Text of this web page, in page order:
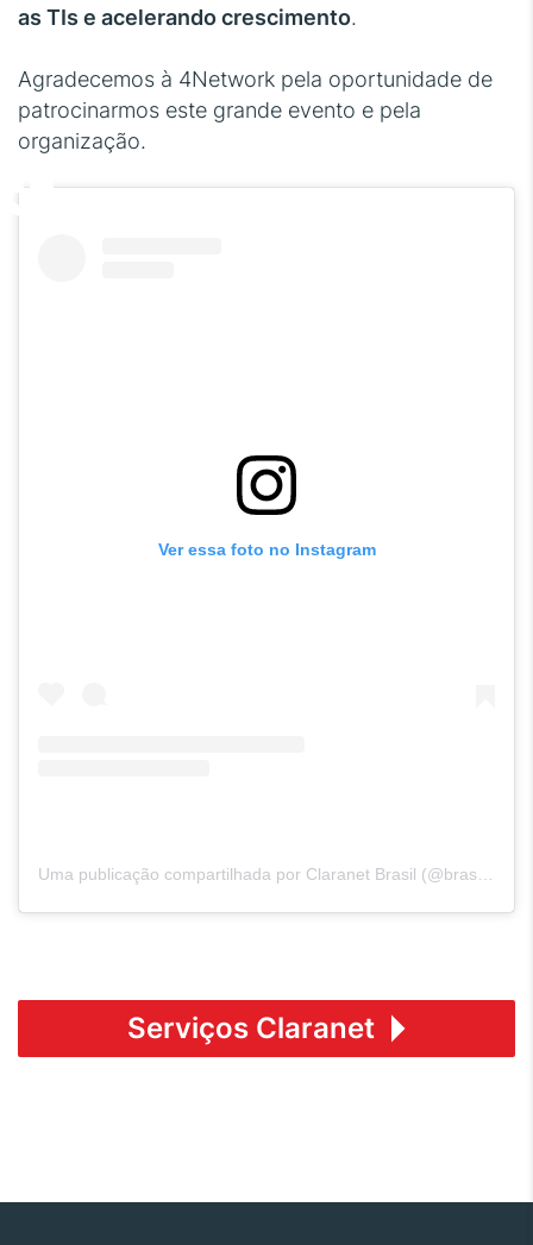
as TIs e acelerando crescimento.
Agradecemos à 4Network pela oportunidade de
patrocinarmos este grande evento e pela
organização.
Ver essa foto no Instagram
Serviços Claranet